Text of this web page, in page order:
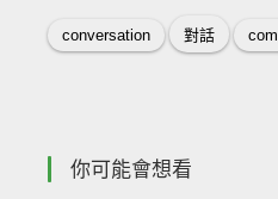
conversation 對話
你可能會想看